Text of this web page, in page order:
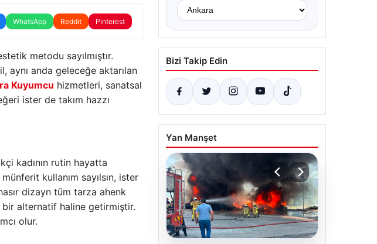
WhatsApp Reddit Pinterest
metodu sayılmıştır.
aynı anda geleceğe aktarılan
Kuyumcu hizmetleri, sanatsal
ister de takım hazzı
kadının rutin hayatta
kullanım sayılsın, ister
dizayn tüm tarza ahenk
bir alternatif haline getirmiştir.
olur.
Bizi Takip Edin
Yan Manşet